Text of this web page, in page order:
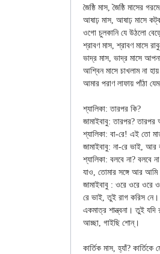
জৈষ্ঠি মাস, জৈষ্ঠি মাসের
আষাঢ় মাস, আষাঢ় মাসে কট্‌কটে ব্যাঙ ছট্‌ফটিয়ে কাঁদে, উহুহুহুহুহু — বাবা রেএএএ
ওগো চুলকানি যে উঠলো
শ্রাবণ মাস, শ্রাবণ মাসে
ভাদ্র মাস, ভাদ্র মাসে
আশ্বিন মাসে চাখলাম না
আমার পরাণ লাফায় পাঁঠা
শ্যালিকা: তারপর কি?
জামাইবাবু: তারপর?
শ্যালিকা: বা-রে! এই তো
জামাইবাবু: না-রে ভাই,
শ্যালিকা: বলবে না? বলবে
যাও, তোমার সঙ্গে আর
জামাইবাবু : ওরে ওরে ওরে ওরে, শোন্‌ শোন্‌ শোন্‌ শোন্‌, ও ভাবে যাস্‌ নি, যাস্‌
রে ভাই, তুই রাগ করিস
একমাত্র শান্ত্বনা। তুই যদি
আচ্ছা, গাইছি শোন্‌।
কার্তিক মাস, হ্যাঁ?